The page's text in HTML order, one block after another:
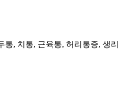
통, 치통, 근육통, 허리통증, 생리